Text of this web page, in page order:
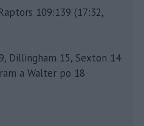
109:139 (17:32,
Dillingham 15, Sexton 14
a Walter po 18